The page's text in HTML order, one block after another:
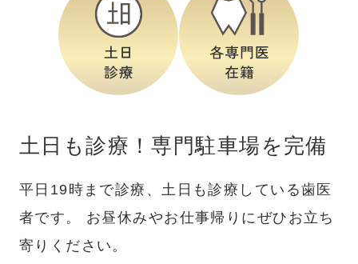
土日も診療！専門駐車場を完備
平日19時まで診療、土日も診療している歯医
者です。
お昼休みやお仕事帰りにぜひお立ち
寄りください。